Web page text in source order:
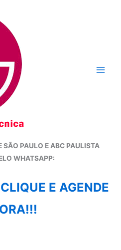
SÃO PAULO E ABC PAULISTA
WHATSAPP:
E AGENDE